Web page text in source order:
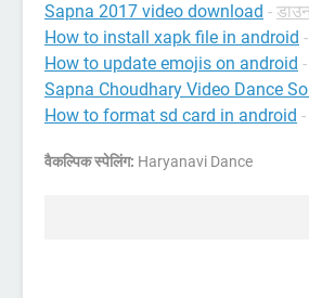
Sapna 2017 video download -
How to install xapk file in android -
How to update emojis on android -
Sapna Choudhary Video Dance
How to format sd card in android -
वैकल्पिक स्पेलिंग: Haryanavi Dance